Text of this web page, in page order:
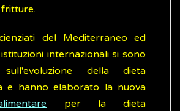
del Mediterraneo ed
internazionali si sono
della dieta
e hanno elaborato la nuova
per la dieta